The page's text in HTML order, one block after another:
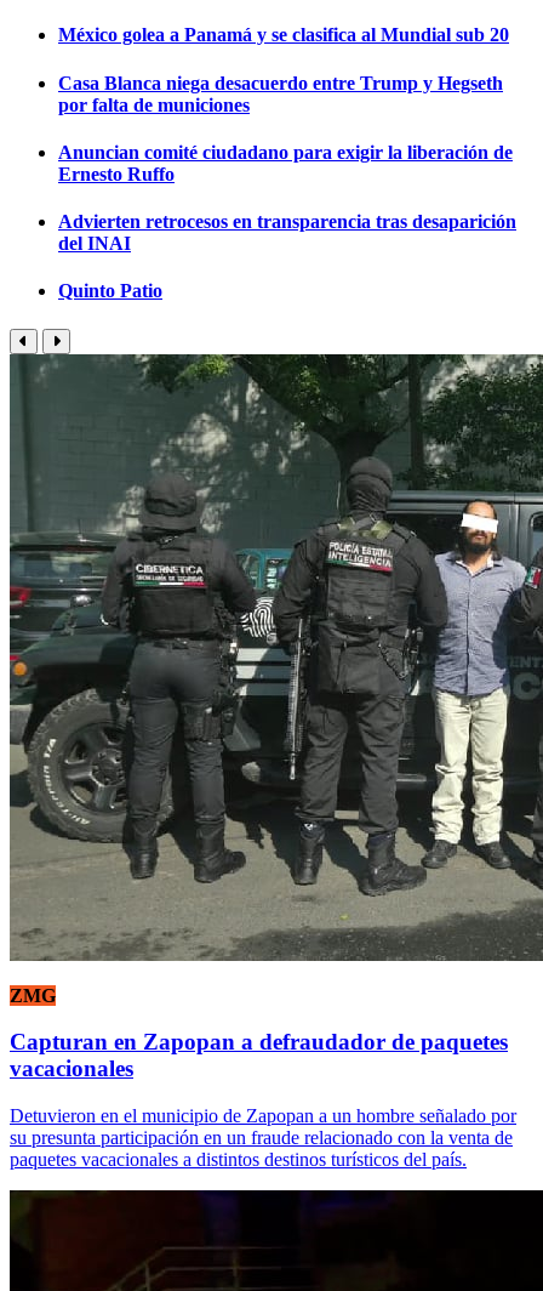
México golea a Panamá y se clasifica al Mundial sub 20
Casa Blanca niega desacuerdo entre Trump y Hegseth
por falta de municiones
Anuncian comité ciudadano para exigir la liberación de
Ernesto Ruffo
Advierten retrocesos en transparencia tras desaparición
del INAI
Quinto Patio
ZMG
Capturan en Zapopan a defraudador de paquetes
vacacionales
Detuvieron en el municipio de Zapopan a un hombre señalado por
su presunta participación en un fraude relacionado con la venta de
paquetes vacacionales a distintos destinos turísticos del país.